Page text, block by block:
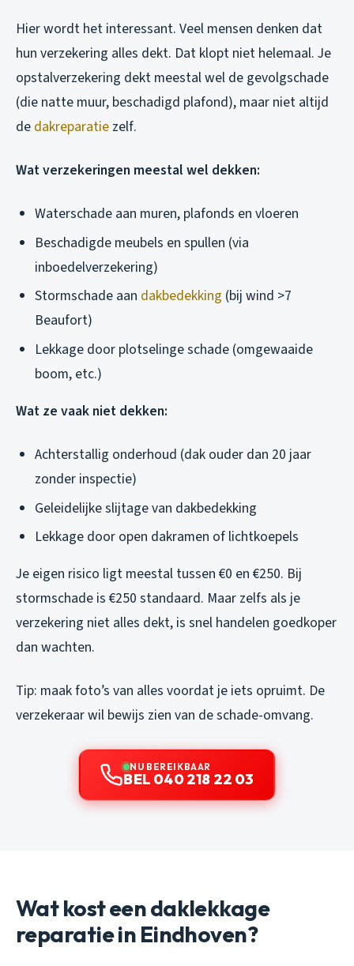
Hier wordt het interessant. Veel mensen denken dat
hun verzekering alles dekt. Dat klopt niet helemaal. Je
opstalverzekering dekt meestal wel de gevolgschade
(die natte muur, beschadigd plafond), maar niet altijd
de dakreparatie zelf.
Wat verzekeringen meestal wel dekken:
Waterschade aan muren, plafonds en vloeren
Beschadigde meubels en spullen (via
inboedelverzekering)
Stormschade aan dakbedekking (bij wind >7
Beaufort)
Lekkage door plotselinge schade (omgewaaide
boom, etc.)
Wat ze vaak niet dekken:
Achterstallig onderhoud (dak ouder dan 20 jaar
zonder inspectie)
Geleidelijke slijtage van dakbedekking
Lekkage door open dakramen of lichtkoepels
Je eigen risico ligt meestal tussen €0 en €250. Bij
stormschade is €250 standaard. Maar zelfs als je
verzekering niet alles dekt, is snel handelen goedkoper
dan wachten.
Tip: maak foto’s van alles voordat je iets opruimt. De
verzekeraar wil bewijs zien van de schade-omvang.
NU BEREIKBAAR
BEL 040 218 22 03
Wat kost een daklekkage
reparatie in Eindhoven?